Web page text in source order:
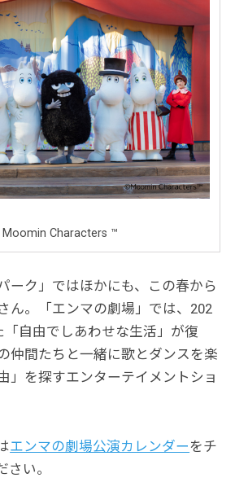
Characters ™
ーク」ではほかにも、この春から
ん。「エンマの劇場」では、202
「自由でしあわせな生活」が復
間たちと一緒に歌とダンスを楽
」を探すエンターテイメントショ
エンマの劇場公演カレンダー をチ
さい。